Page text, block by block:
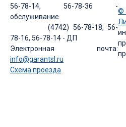
56-78-14, 56-78-36 -
обслуживание
(4742) 56-78-18, 56-
78-16, 56-78-14 - ДП
Электронная почта:
info@garantsl.ru
Схема проезда
©